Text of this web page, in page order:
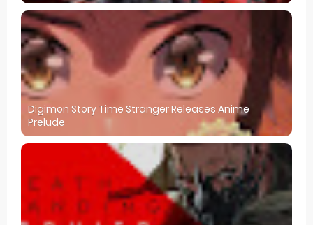
Digimon Story Time Stranger Releases Anime
Prelude